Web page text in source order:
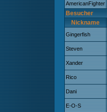
AmericanFighter
Besucher
Nickname
Gingerfish
Steven
Xander
Rico
Dani
E-O-S